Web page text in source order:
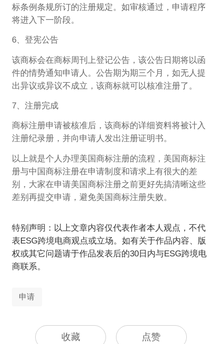
标条例条规所订的注册规定。如审核通过，申请程序
将进入下一阶段。
6、登宪公告
该商标会在商标周刊上登记公告，该公告日期将以函
件的情势通知申请人。公告期为期三个月，如无人提
出异议或异议不成立，该商标就可以核准注册了。
7、注册完成
商标注册申请被核准后，该商标的详细资料将被计入
注册纪录册，并向申请人发出注册证明书。
以上就是个人办理美国商标注册的流程，美国商标注
册与中国商标注册在申请制度和请求上有很大的差
别，大家在申请美国商标注册之前更好先搞清晰这些
差别再提交申请，避免美国商标注册失败。
特别声明：以上文章内容仅代表作者本人观点，不代
表ESG跨境电商观点或立场。如有关于作品内容、版
权或其它问题请于作品发表后的30日内与ESG跨境电
商联系。
申请
收藏 点赞